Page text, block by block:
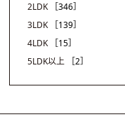
2LDK
［346］
3LDK
［139］
4LDK
［15］
5LDK以上
［2］